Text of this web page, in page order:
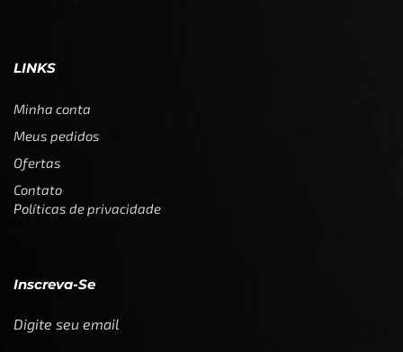
LINKS
Minha conta
Meus pedidos
Ofertas
Contato
Políticas de privacidade
Inscreva-Se
Digite seu email